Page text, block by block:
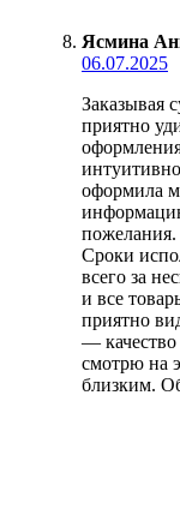
Ясмина
06.07.2025
Заказывая
приятно
оформила
пожелания.
Сроки
всего за
и все
приятно
— качество
смотрю на
близким.